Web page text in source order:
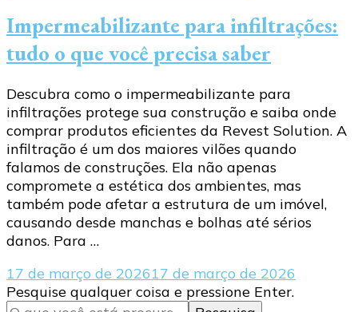
Impermeabilizante para infiltrações:
tudo o que você precisa saber
Descubra como o impermeabilizante para
infiltrações protege sua construção e saiba onde
comprar produtos eficientes da Revest Solution. A
infiltração é um dos maiores vilões quando
falamos de construções. Ela não apenas
compromete a estética dos ambientes, mas
também pode afetar a estrutura de um imóvel,
causando desde manchas e bolhas até sérios
danos. Para …
17 de março de 202617 de março de 2026
Procurando
Pesquise qualquer coisa e pressione Enter.